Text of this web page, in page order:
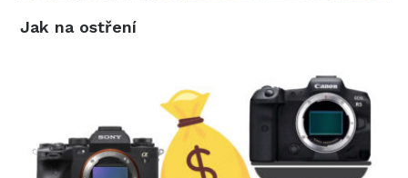
Jak na ostření